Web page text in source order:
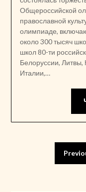
Общероссийской
православной
олимпиаде,
около 300 тысяч
школ 80-ти
Белоруссии, Литвы,
Италии,…
Пагинация